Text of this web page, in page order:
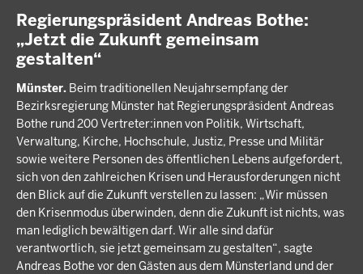
Regierungspräsident Andreas Bothe:
„Jetzt die Zukunft gemeinsam
gestalten“
Münster. Beim traditionellen Neujahrsempfang der
Bezirksregierung Münster hat Regierungspräsident Andreas
Bothe rund 200 Vertreter:innen von Politik, Wirtschaft,
Verwaltung, Kirche, Hochschule, Justiz, Presse und Militär
sowie weitere Personen des öffentlichen Lebens aufgefordert,
sich von den zahlreichen Krisen und Herausforderungen nicht
den Blick auf die Zukunft verstellen zu lassen: „Wir müssen
den Krisenmodus überwinden, denn die Zukunft ist nichts, was
man lediglich bewältigen darf. Wir alle sind dafür
verantwortlich, sie jetzt gemeinsam zu gestalten“, sagte
Andreas Bothe vor den Gästen aus dem Münsterland und der